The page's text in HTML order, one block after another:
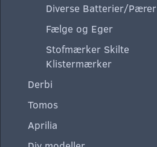
Diverse Batterier/Pærer
Fælge og Eger
Stofmærker Skilte
Klistermærker
Derbi
Tomos
Aprilia